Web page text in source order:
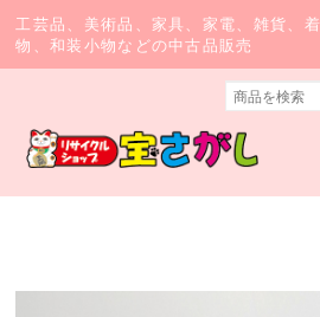
工芸品、美術品、家具、家電、雑貨、着
物、和装小物などの中古品販売